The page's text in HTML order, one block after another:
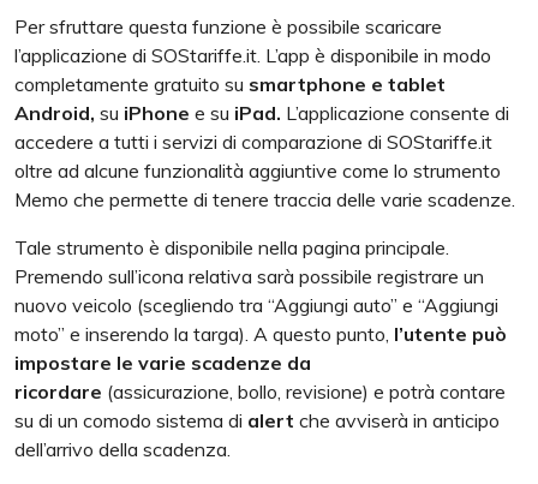
Per sfruttare questa funzione è possibile scaricare
l’applicazione di SOStariffe.it. L’app è disponibile in modo
completamente gratuito su smartphone e tablet
Android, su iPhone e su iPad. L’applicazione consente di
accedere a tutti i servizi di comparazione di SOStariffe.it
oltre ad alcune funzionalità aggiuntive come lo strumento
Memo che permette di tenere traccia delle varie scadenze.
Tale strumento è disponibile nella pagina principale.
Premendo sull’icona relativa sarà possibile registrare un
nuovo veicolo (scegliendo tra “Aggiungi auto” e “Aggiungi
moto” e inserendo la targa). A questo punto, l’utente può
impostare le varie scadenze da
ricordare (assicurazione, bollo, revisione) e potrà contare
su di un comodo sistema di alert che avviserà in anticipo
dell’arrivo della scadenza.